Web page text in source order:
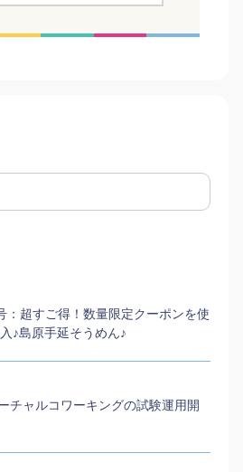
：超すご得！数量限定クーポンを使
♪島原手延そうめん♪
チャルコワーキングの試験運用開